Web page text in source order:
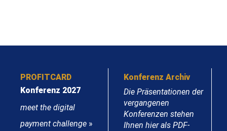
PROFITCARD
Konferenz 2027
meet the digital
payment challenge »
Konferenz Archiv
Die Präsentationen der
vergangenen
Konferenzen stehen
Ihnen hier als PDF-